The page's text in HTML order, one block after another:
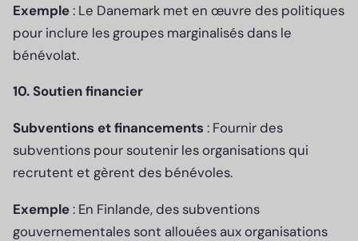
Exemple: Le Danemark met en œuvre des politiques
pour inclure les groupes marginalisés dans le
bénévolat.
10. Soutien financier
Subventions et financements : Fournir des
subventions pour soutenir les organisations qui
recrutent et gèrent des bénévoles.
Exemple: En Finlande, des subventions
gouvernementales sont allouées aux organisations